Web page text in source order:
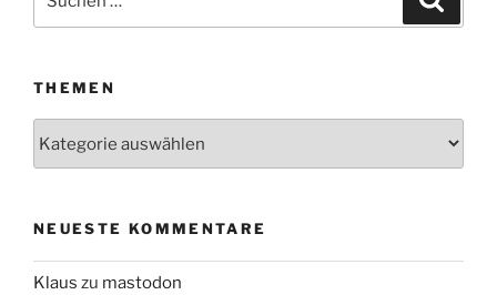
THEMEN
NEUESTE KOMMENTARE
Klaus zu mastodon